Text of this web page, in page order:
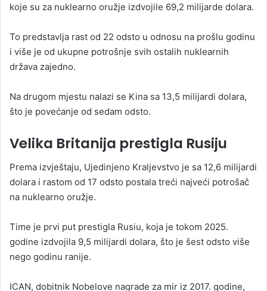
koje su za nuklearno oružje izdvojile 69,2 milijarde dolara.
To predstavlja rast od 22 odsto u odnosu na prošlu godinu
i više je od ukupne potrošnje svih ostalih nuklearnih
država zajedno.
Na drugom mjestu nalazi se Kina sa 13,5 milijardi dolara,
što je povećanje od sedam odsto.
Velika Britanija prestigla Rusiju
Prema izvještaju, Ujedinjeno Kraljevstvo je sa 12,6 milijardi
dolara i rastom od 17 odsto postala treći najveći potrošač
na nuklearno oružje.
Time je prvi put prestigla Rusiu, koja je tokom 2025.
godine izdvojila 9,5 milijardi dolara, što je šest odsto više
nego godinu ranije.
ICAN, dobitnik Nobelove nagrade za mir iz 2017. godine,